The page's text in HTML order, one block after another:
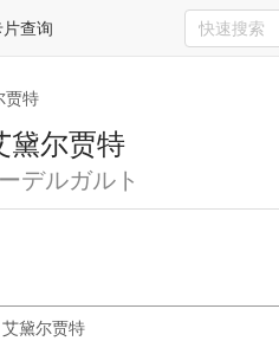
查询
贾特
黛尔贾特
デルガルト
黛尔贾特